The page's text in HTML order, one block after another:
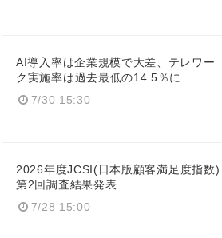
AI導入率は企業規模で大差、テレワー
ク実施率は過去最低の14.5％に
7/30 15:30
2026年度JCSI(日本版顧客満足度指数)
第2回調査結果発表
7/28 15:00